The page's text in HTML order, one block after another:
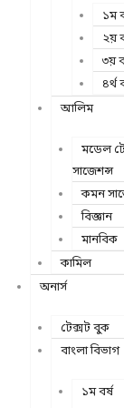
১ম
২য়
৩য়
৪র্থ
আলিম
মডেল
সাজেশন্স
কমন
বিজ্ঞান
মানবিক
কামিল
অনার্স
টেক্সট বুক
বাংলা বিভাগ
১ম বর্ষ